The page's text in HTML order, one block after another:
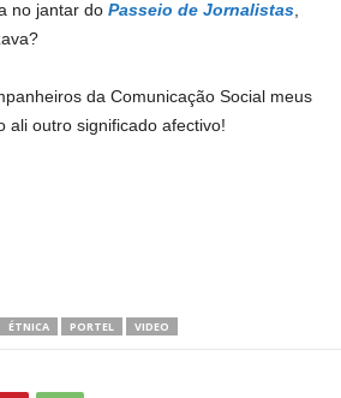
no jantar do Passeio de Jornalistas
da Comunicação Social meus
ali outro significado afectivo!
ÉTNICA PORTEL VIDEO